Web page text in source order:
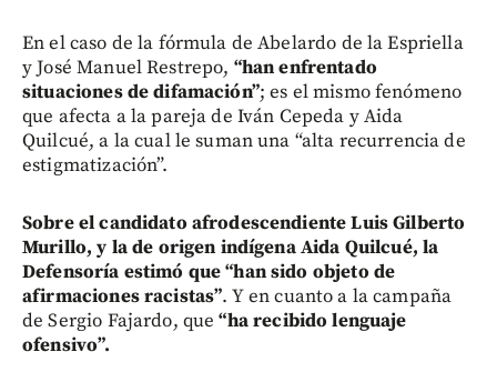
En el caso de la fórmula de Abelardo de la Espriella
y José Manuel Restrepo, “han enfrentado
situaciones de difamación”; es el mismo fenómeno
que afecta a la pareja de Iván Cepeda y Aida
Quilcué, a la cual le suman una “alta recurrencia de
estigmatización”.
Sobre el candidato afrodescendiente Luis Gilberto
Murillo, y la de origen indígena Aida Quilcué, la
Defensoría estimó que “han sido objeto de
afirmaciones racistas”. Y en cuanto a la campaña
de Sergio Fajardo, que“ha recibido lenguaje
ofensivo”.